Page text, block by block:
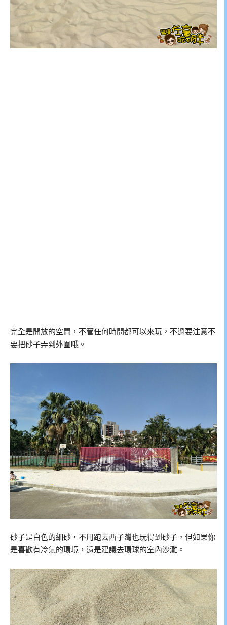
完全是開放的空間，不管任何時間都可以來玩，不過要注意不
要把砂子弄到外圍哦。
砂子是白色的細砂，不用跑去西子灣也玩得到砂子，但如果你
是喜歡有冷氣的環境，還是建議去環球的室內沙灘。